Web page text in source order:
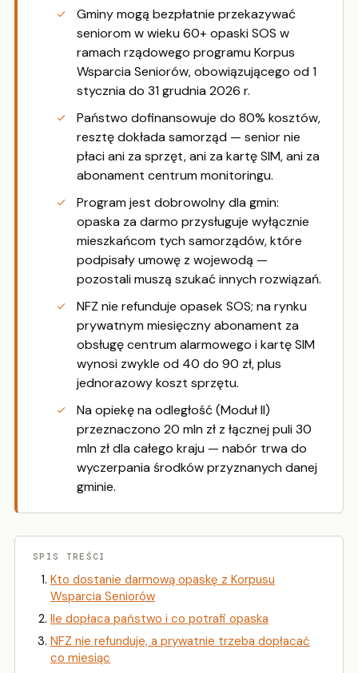
Gminy mogą bezpłatnie przekazywać
seniorom w wieku 60+ opaski SOS w
ramach rządowego programu Korpus
Wsparcia Seniorów, obowiązującego od 1
stycznia do 31 grudnia 2026 r.
Państwo dofinansowuje do 80% kosztów,
resztę dokłada samorząd — senior nie
płaci ani za sprzęt, ani za kartę SIM, ani za
abonament centrum monitoringu.
Program jest dobrowolny dla gmin:
opaska za darmo przysługuje wyłącznie
mieszkańcom tych samorządów, które
podpisały umowę z wojewodą —
pozostali muszą szukać innych rozwiązań.
NFZ nie refunduje opasek SOS; na rynku
prywatnym miesięczny abonament za
obsługę centrum alarmowego i kartę SIM
wynosi zwykle od 40 do 90 zł, plus
jednorazowy koszt sprzętu.
Na opiekę na odległość (Moduł II)
przeznaczono 20 mln zł z łącznej puli 30
mln zł dla całego kraju — nabór trwa do
wyczerpania środków przyznanych danej
gminie.
SPIS TREŚCI
Kto dostanie darmową opaskę z Korpusu
Wsparcia Seniorów
Ile dopłaca państwo i co potrafi opaska
NFZ nie refunduje, a prywatnie trzeba dopłacać
co miesiąc